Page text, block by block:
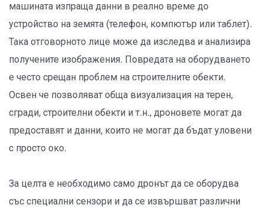
машината изпраща данни в реално време до
устройство на земята (телефон, компютър или таблет).
Така отговорното лице може да изследва и анализира
получените изображения. Повредата на оборудването
е често срещан проблем на строителните обекти.
Освен че позволяват обща визуализация на терен,
сгради, строителни обекти и т.н., дроновете могат да
предоставят и данни, които не могат да бъдат уловени
с просто око.
За целта е необходимо само дронът да се оборудва
със специални сензори и да се извършват различни